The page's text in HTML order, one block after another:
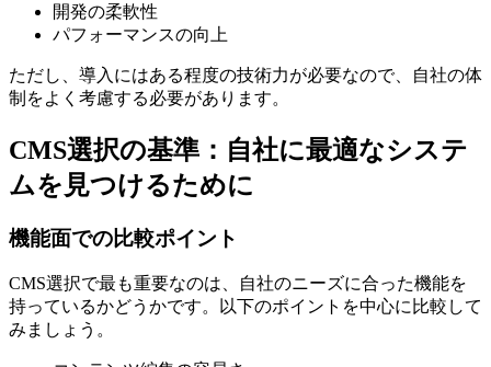
開発の柔軟性
パフォーマンスの向上
ただし、導入にはある程度の技術力が必要なので、自社の体
制をよく考慮する必要があります。
CMS選択の基準：自社に最適なシステ
ムを見つけるために
機能面での比較ポイント
CMS選択で最も重要なのは、自社のニーズに合った機能を
持っているかどうかです。以下のポイントを中心に比較して
みましょう。